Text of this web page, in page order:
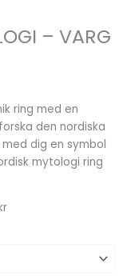
– VARG
ring med en
den nordiska
dig en symbol
mytologi ring